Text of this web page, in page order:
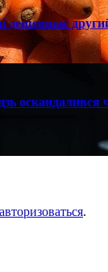
авторизоваться.